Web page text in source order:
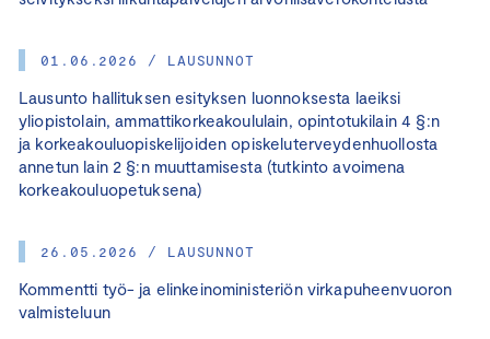
01.06.2026 / LAUSUNNOT
Lausunto hallituksen esityksen luonnoksesta laeiksi
yliopistolain, ammattikorkeakoululain, opintotukilain 4 §:n
ja korkeakouluopiskelijoiden opiskeluterveydenhuollosta
annetun lain 2 §:n muuttamisesta (tutkinto avoimena
korkeakouluopetuksena)
26.05.2026 / LAUSUNNOT
Kommentti työ- ja elinkeinoministeriön virkapuheenvuoron
valmisteluun